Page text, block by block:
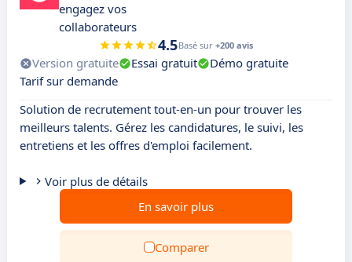
engagez vos
collaborateurs
4.5Basé sur +200 avis
Version gratuite Essai gratuit
Démo gratuite
Tarif sur demande
Solution de recrutement tout-en-un pour trouver les
meilleurs talents. Gérez les candidatures, le suivi, les
entretiens et les offres d'emploi facilement.
Voir plus de détails
En savoir plus
Comparer